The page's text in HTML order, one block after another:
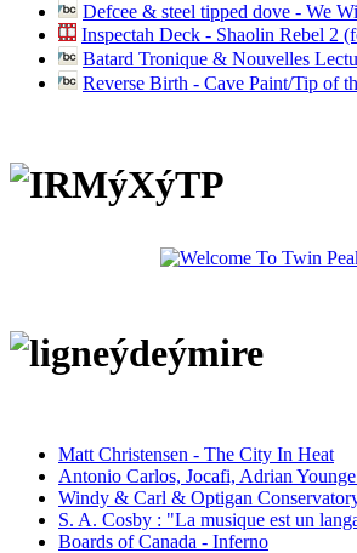
Defcee & steel tipped dove - We
Inspectah Deck - Shaolin Rebel 2
Batard Tronique & Nouvelles
Reverse Birth - Cave Paint/Tip of
Matt Christensen - The City In Heat
Antonio Carlos, Jocafi, Adrian
Windy & Carl & Optigan
S. A. Cosby : "La musique est un
Boards of Canada - Inferno